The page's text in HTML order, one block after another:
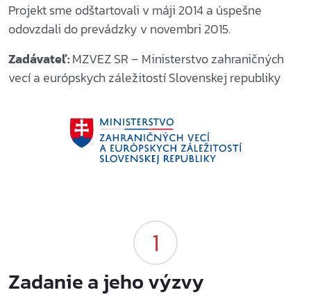
Projekt sme odštartovali v máji 2014 a úspešne
odovzdali do prevádzky v novembri 2015.
Zadávateľ:MZVEZ SR – Ministerstvo zahraničných
vecí a európskych záležitostí Slovenskej republiky
Zadanie a jeho výzvy